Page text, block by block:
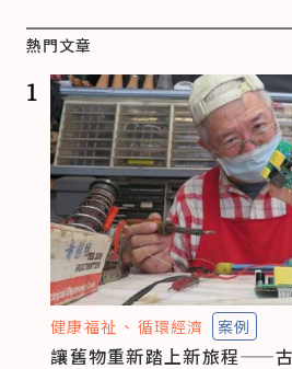
熱門文章
1
健康福祉 循環經濟 案例
讓舊物重新踏上新旅程——